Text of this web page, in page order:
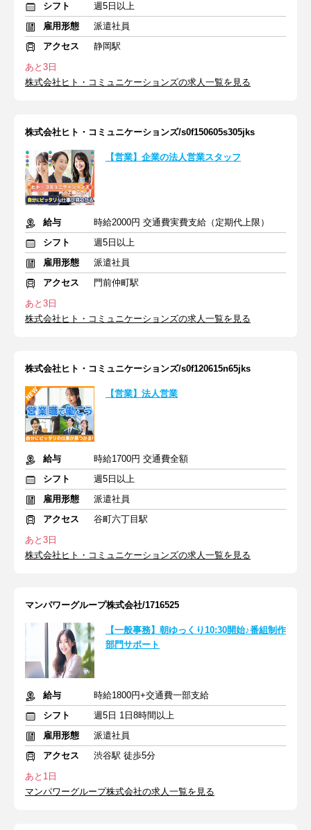
シフト
週5日以上
雇用形態
派遣社員
アクセス
静岡駅
あと3日
株式会社ヒト・コミュニケーションズの求人一覧を見る
株式会社ヒト・コミュニケーションズ/s0f150605s305jks
【営業】企業の法人営業スタッフ
給与
時給2000円 交通費実費支給（定期代上限）
シフト
週5日以上
雇用形態
派遣社員
アクセス
門前仲町駅
あと3日
株式会社ヒト・コミュニケーションズの求人一覧を見る
株式会社ヒト・コミュニケーションズ/s0f120615n65jks
【営業】法人営業
給与
時給1700円 交通費全額
シフト
週5日以上
雇用形態
派遣社員
アクセス
谷町六丁目駅
あと3日
株式会社ヒト・コミュニケーションズの求人一覧を見る
マンパワーグループ株式会社/1716525
【一般事務】朝ゆっくり10:30開始♪番組制作
部門サポート
給与
時給1800円+交通費一部支給
シフト
週5日 1日8時間以上
雇用形態
派遣社員
アクセス
渋谷駅 徒歩5分
あと1日
マンパワーグループ株式会社の求人一覧を見る